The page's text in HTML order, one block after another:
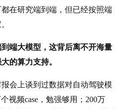
在研究端到端，但已经按照端
端大模型，这背后离不开海量
的算力支持。
会上谈到过数据对自动驾驶模
视频case，勉强够用；200万